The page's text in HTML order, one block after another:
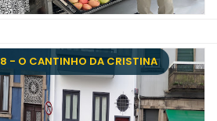
8 - O CANTINHO DA CRISTINA